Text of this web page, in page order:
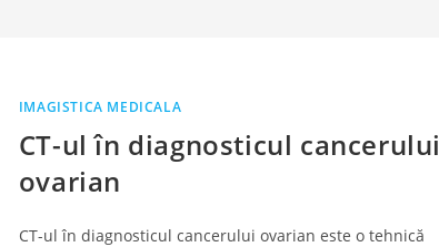
IMAGISTICA MEDICALA
CT-ul în diagnosticul cancerului
ovarian
CT-ul în diagnosticul cancerului ovarian este o tehnică